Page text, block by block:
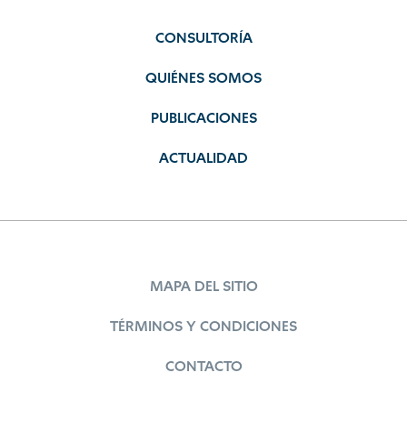
CONSULTORÍA
QUIÉNES SOMOS
PUBLICACIONES
ACTUALIDAD
MAPA DEL SITIO
TÉRMINOS Y CONDICIONES
CONTACTO